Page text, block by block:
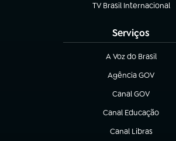
TV Brasil Internacional
(abre em nova aba)
Serviços
A Voz do Brasil
(abre em nova aba)
Agência GOV
(abre em nova aba)
Canal GOV
(abre em nova aba)
Canal Educação
(abre em nova aba)
Canal Libras
(abre em nova aba)